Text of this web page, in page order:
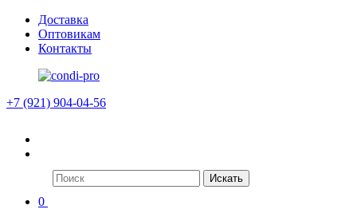
Доставка
Оптовикам
Контакты
+7 (921) 904-04-56
Искать
0